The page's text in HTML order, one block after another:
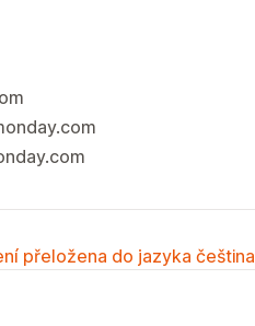
přeložena do jazyka čeština